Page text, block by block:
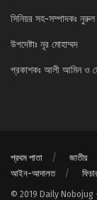
সিনিয়র সহ-সম্পাদকঃ নুরুল
উপদেষ্টাঃ নূর মোহাম্মদ
প্রকাশকঃ আলী আমিন ও
প্রথম পাতা জাতীয়
আইন-আদালত
© 2019 Daily Nobojug